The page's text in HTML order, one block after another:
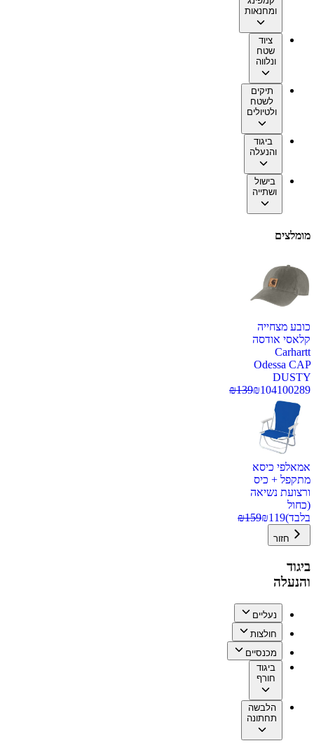
ומחנאות
ציוד
שטח
ונלווה
תיקים
לשטח
ולטיולים
ביגוד
והנעלה
בישול
ושתייה
מומלצים
כובע מצחייה
קלאסי אודסה
Carhartt
Odessa CAP
DUSTY
100289
₪104
₪139
אמאלפי כיסא
מתקפל + כיס
ורצועת נשיאה
(כחול
בלבד)
₪119
₪159
חזור
ביגוד
והנעלה
נעליים
חולצות
מכנסיים
ביגוד
חורף
הלבשה
תחתונה